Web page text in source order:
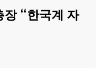
장 “한국계 자